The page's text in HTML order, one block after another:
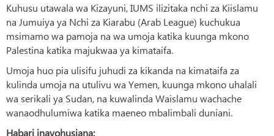
Kuhusu utawala wa Kizayuni, IUMS ilizitaka nchi za Kiislamu
na Jumuiya ya Nchi za Kiarabu (Arab League) kuchukua
msimamo wa pamoja na wa umoja katika kuunga mkono
Palestina katika majukwaa ya kimataifa.
Umoja huo pia ulisifu juhudi za kikanda na kimataifa za
kulinda umoja na utulivu wa Yemen, kuunga mkono uhalali
wa serikali ya Sudan, na kuwalinda Waislamu wachache
wanaodhulumiwa katika maeneo mbalimbali duniani.
Habari inayohusiana: